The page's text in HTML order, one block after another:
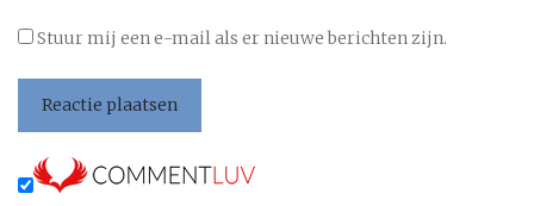
Stuur mij een e-mail als er nieuwe berichten zijn.